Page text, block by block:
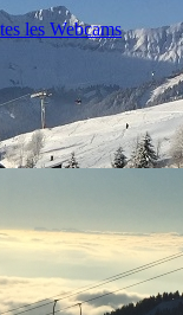
les Webcams